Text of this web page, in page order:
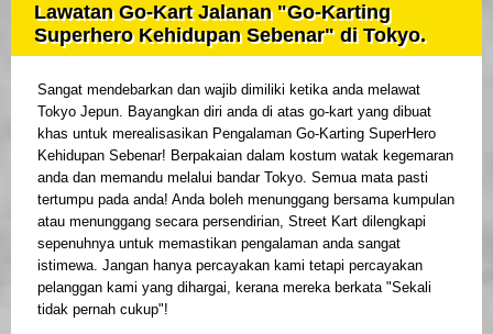
Lawatan Go-Kart Jalanan "Go-Karting
Superhero Kehidupan Sebenar" di Tokyo.
Sangat mendebarkan dan wajib dimiliki ketika anda melawat
Tokyo Jepun. Bayangkan diri anda di atas go-kart yang dibuat
khas untuk merealisasikan Pengalaman Go-Karting SuperHero
Kehidupan Sebenar! Berpakaian dalam kostum watak kegemaran
anda dan memandu melalui bandar Tokyo. Semua mata pasti
tertumpu pada anda! Anda boleh menunggang bersama kumpulan
atau menunggang secara persendirian, Street Kart dilengkapi
sepenuhnya untuk memastikan pengalaman anda sangat
istimewa. Jangan hanya percayakan kami tetapi percayakan
pelanggan kami yang dihargai, kerana mereka berkata "Sekali
tidak pernah cukup"!